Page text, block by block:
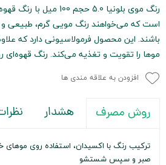
رنگ موی بلونیا 5.0 حجم
است که می‌خواهند رنگ مویی گرم، طبیعی و
باشند. این محصول فرمولاسیونی دارد که
موها را تقویت و تغذیه می‌کند. رنگ
افزودن به علاقه مندی ها
روش مصرف هشدار
صبر و سپس شستشو